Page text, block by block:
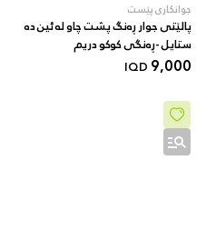
جوانکاری پێست
پالێتی جوار ڕەنگ پشت چاو لە ئین دە
ستایل -ڕەنگی کوکو دریم
9,000
IQD